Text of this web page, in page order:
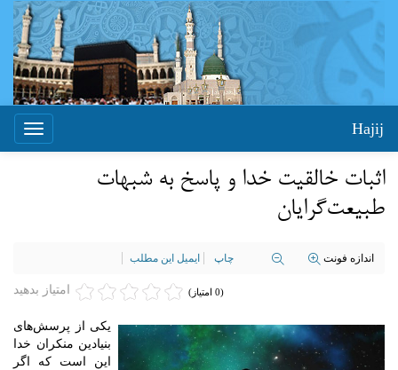
Toggle
Hajij
اثبات خالقیت خدا و پاسخ به شبهات
طبیعت‌گرایان
اندازه فونت چاپ ایمیل این مطلب
امتیاز بدهید (0 امتیاز)
یکی از پرسش‌های
بنیادین منکران خدا
این است که اگر